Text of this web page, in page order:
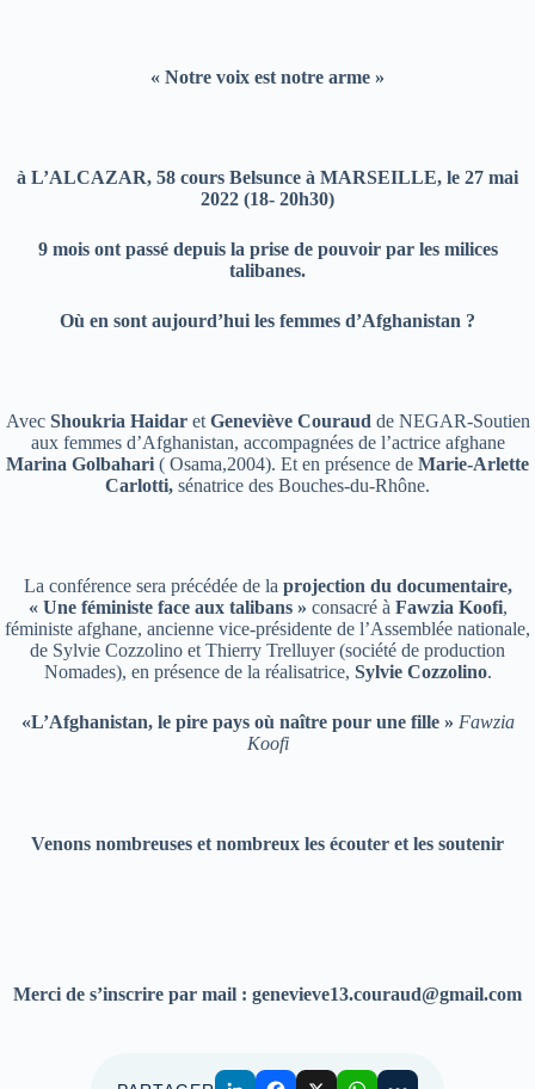
« Notre voix est notre arme »
à L’ALCAZAR, 58 cours Belsunce à MARSEILLE, le 27 mai
2022 (18- 20h30)
9 mois ont passé depuis la prise de pouvoir par les milices
talibanes.
Où en sont aujourd’hui les femmes d’Afghanistan ?
AvecShoukria Haidaret Geneviève Couraud de NEGAR-Soutien
aux femmes d’Afghanistan, accompagnées de l’actrice afghane
Marina Golbahari ( Osama,2004). Et en présence de Marie-Arlette
Carlotti, sénatrice des Bouches-du-Rhône.
La conférence sera précédée de la projection du documentaire,
« Une féministe face aux talibans » consacré à Fawzia Koofi,
féministe afghane, ancienne vice-présidente de l’Assemblée nationale,
de Sylvie Cozzolino et Thierry Trelluyer (société de production
Nomades), en présence de la réalisatrice, Sylvie Cozzolino.
«L’Afghanistan, le pire pays où naître pour une fille » Fawzia
Koofi
Venons nombreuses et nombreux les écouter et les soutenir
Merci de s’inscrire par mail : genevieve13.couraud@gmail.com